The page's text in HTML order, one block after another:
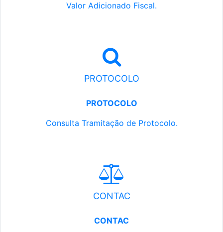
Valor Adicionado Fiscal.
PROTOCOLO
PROTOCOLO
Consulta Tramitação de Protocolo.
CONTAC
CONTAC